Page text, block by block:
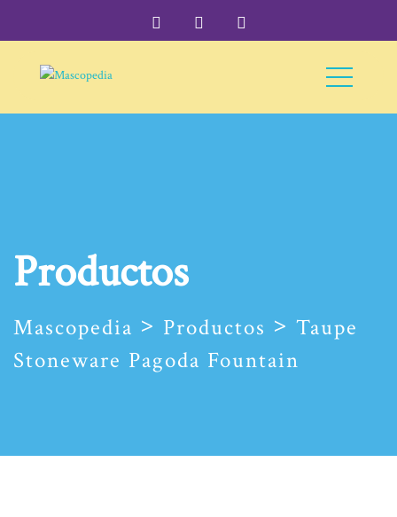
Productos
Mascopedia > Productos > Taupe
Stoneware Pagoda Fountain